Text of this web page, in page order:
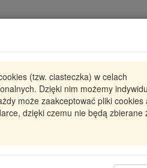
(tzw. ciasteczka) w celach
Dzięki nim możemy
może zaakceptować pliki cookies
dzięki czemu nie będą zbierane
HAMULC. TYŁ PRAWY
Radzyń 0